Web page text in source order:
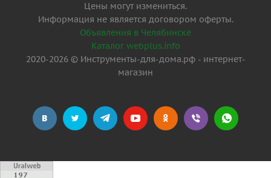
Цены могут измениться.
Информация не является договором оферты.
Объявления в Челябинске
Каталог webplus.info
2020-2026 © Инструменты-для-дома.рф - интернет-
магазин